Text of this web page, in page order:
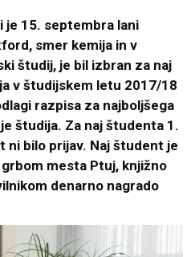
je 15. septembra lani
smer kemija in v
študij, je bil izbran za naj
v študijskem letu 2017/18
razpisa za najboljšega
študija. Za naj študenta 1.
bilo prijav. Naj študent je
mesta Ptuj, knjižno
denarno nagrado